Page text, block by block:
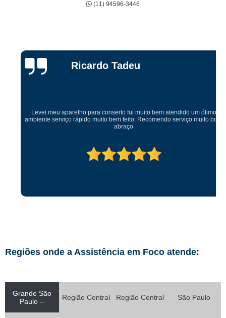
(11) 94596-3446
Ricardo Tadeu
Levei meu aparelho para conserto fui muito bem atendido um ótimo
ambiente serviço rápido muito bem feito. Recomendo serviço muito bom
abraço
Regiões onde a Assistência em Foco atende:
Grande São
Paulo --
Região Central Região Central São Paulo